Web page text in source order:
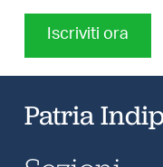
Iscriviti ora
Patria